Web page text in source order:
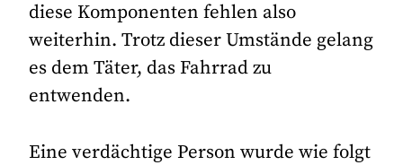
diese Komponenten fehlen also
weiterhin. Trotz dieser Umstände gelang
es dem Täter, das Fahrrad zu
entwenden.
Eine verdächtige Person wurde wie folgt